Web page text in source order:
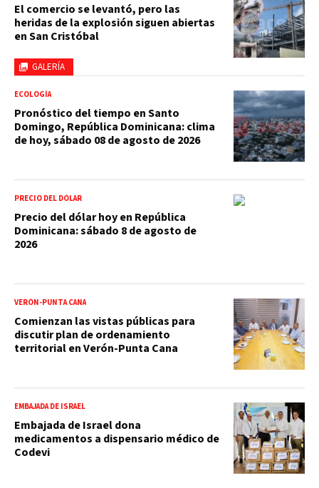
GALERÍA
El comercio se levantó, pero las
heridas de la explosión siguen abiertas
en San Cristóbal
ECOLOGÍA
Pronóstico del tiempo en Santo
Domingo, República Dominicana: clima
de hoy, sábado 08 de agosto de 2026
PRECIO DEL DÓLAR
Precio del dólar hoy en República
Dominicana: sábado 8 de agosto de
2026
VERÓN-PUNTA CANA
Comienzan las vistas públicas para
discutir plan de ordenamiento
territorial en Verón-Punta Cana
EMBAJADA DE ISRAEL
Embajada de Israel dona
medicamentos a dispensario médico de
Codevi